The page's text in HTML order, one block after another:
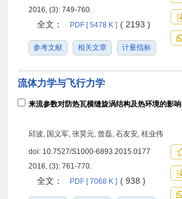
2016, (3): 749-760.
全文： PDF [ 5478 K ] ( 2193 )
参考文献 相关文章 计量指标
流体力学与飞行力学
来流参数对防热瓦横缝旋涡结构及热环境的影响
邱波, 国义军, 张昊元, 曾磊, 石友安, 桂业伟
doi: 10.7527/S1000-6893.2015.0177
2016, (3): 761-770.
全文： PDF [ 7068 K ] ( 938 )